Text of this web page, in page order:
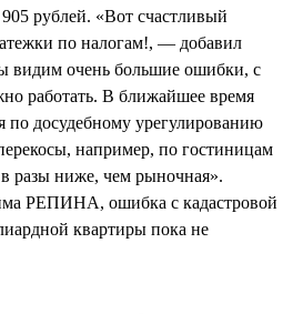
рублей. «Вот счастливый
по налогам!, — добавил
очень большие ошибки, с
работать. В ближайшее время
по досудебному урегулированию
например, по гостиницам
в разы ниже, чем рыночная».
РЕПИНА, ошибка с кадастровой
квартиры пока не